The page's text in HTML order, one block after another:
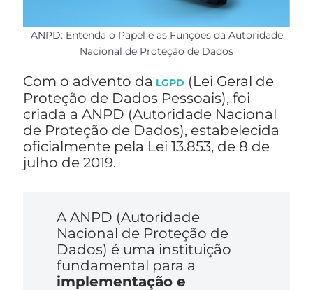
ANPD: Entenda o Papel e as Funções da Autoridade
Nacional de Proteção de Dados
Com o advento da LGPD (Lei Geral de
Proteção de Dados Pessoais), foi
criada a ANPD (Autoridade Nacional
de Proteção de Dados), estabelecida
oficialmente pela Lei 13.853, de 8 de
julho de 2019.
A ANPD (Autoridade
Nacional de Proteção de
Dados) é uma instituição
fundamental para a
implementação e